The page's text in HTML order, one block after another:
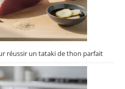
réussir un tataki de thon parfait